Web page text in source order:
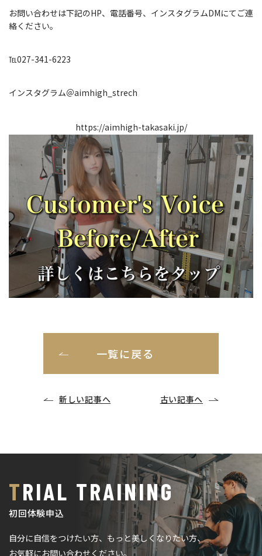
お問い合わせは下記のHP、電話番号、インスタグラムDMにてご連
絡ください。
℡027-341-6223
インスタグラム＠aimhigh_strech
https://aimhigh-takasaki.jp/
一覧に戻る
新しい記事へ 古い記事へ
TRIAL TRAINING
初回体験申込
自分に自信をつけたい方、もっと美しくなりたい方、
お気軽にお問い合わせください。